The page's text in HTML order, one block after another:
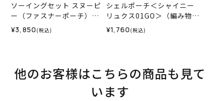
ソーイングセット スヌーピ
ー（ファスナーポーチ）＜
グレー＞
¥3,850 (税込)
シェルポーチ＜シャイニー
リュクス01GO＞（編み物
材料セット）
¥1,760 (税込)
他のお客様はこちらの商品も見て
います